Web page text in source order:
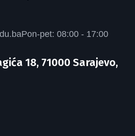
Pon-pet: 08:00 - 17:00
18, 71000 Sarajevo,